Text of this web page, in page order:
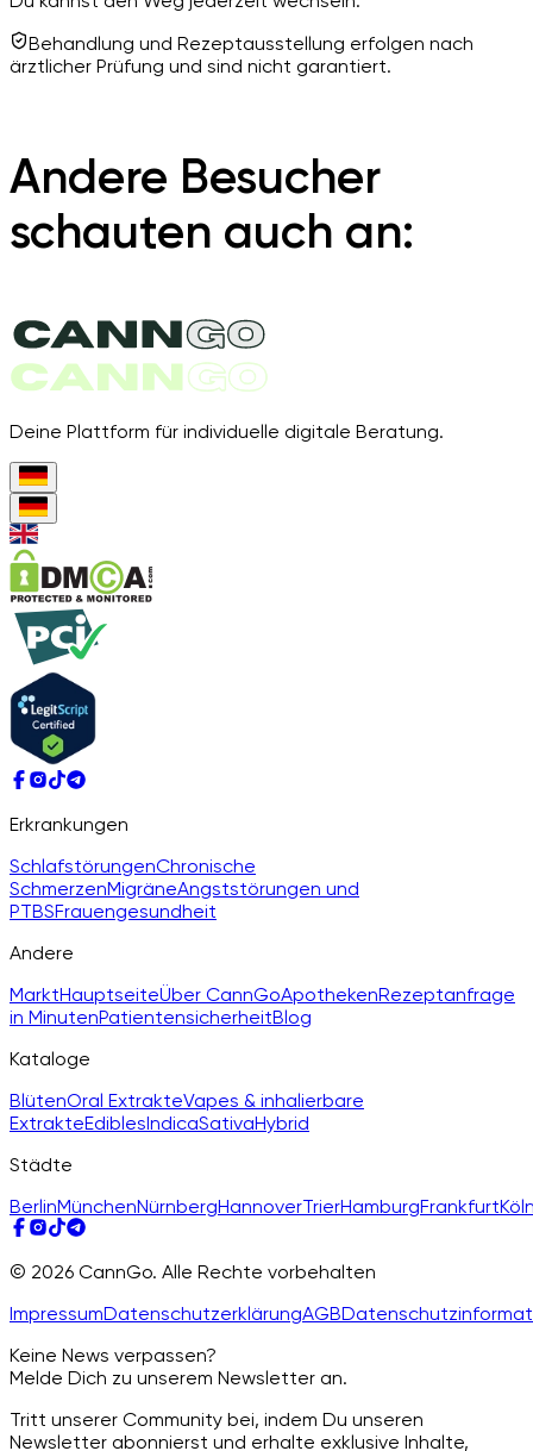
Behandlung und Rezeptausstellung erfolgen nach
ärztlicher Prüfung und sind nicht garantiert.
Andere Besucher
schauten auch an:
Deine Plattform für individuelle digitale Beratung.
Erkrankungen
SchlafstörungenChronische
SchmerzenMigräneAngststörungen und
PTBSFrauengesundheit
Andere
MarktHauptseiteÜber CannGoApothekenRezeptanfrage
in MinutenPatientensicherheitBlog
Kataloge
BlütenOral ExtrakteVapes & inhalierbare
ExtrakteEdiblesIndicaSativaHybrid
Städte
BerlinMünchenNürnbergHannoverTrierHamburgFrankfurt
© 2026 CannGo. Alle Rechte vorbehalten
ImpressumDatenschutzerklärungAGB
Keine News verpassen?
Melde Dich zu unserem Newsletter an.
Tritt unserer Community bei, indem Du unseren
Newsletter abonnierst und erhalte exklusive Inhalte,